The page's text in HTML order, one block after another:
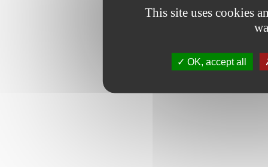
This site uses cookies
OK, accept all